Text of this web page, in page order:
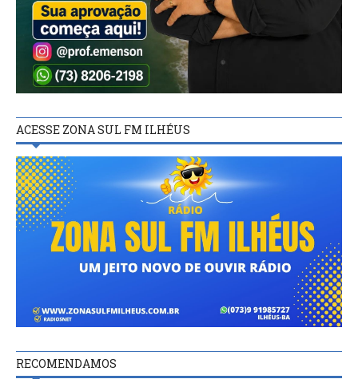
ACESSE ZONA SUL FM ILHÉUS
RECOMENDAMOS